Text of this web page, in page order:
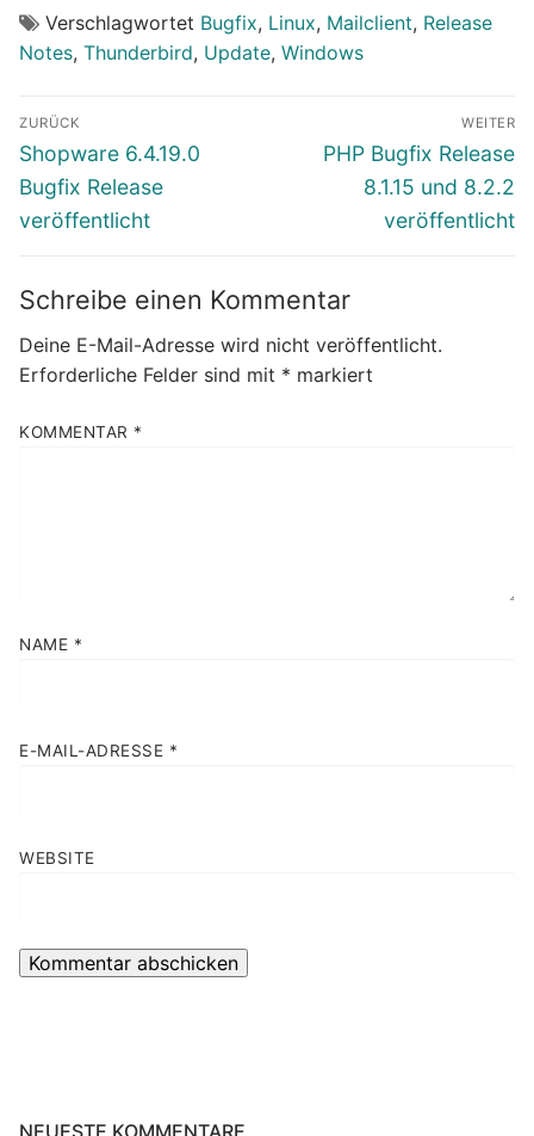
Verschlagwortet Bugfix, Linux, Mailclient, Release
Notes, Thunderbird, Update, Windows
Beitragsnavigation
ZURÜCK
Vorheriger
Beitrag:
Shopware 6.4.19.0
Bugfix Release
veröffentlicht
WEITER
Nächster
Beitrag:
PHP Bugfix Release
8.1.15 und 8.2.2
veröffentlicht
Schreibe einen Kommentar
Deine E-Mail-Adresse wird nicht veröffentlicht.
Erforderliche Felder sind mit * markiert
KOMMENTAR *
NAME *
E-MAIL-ADRESSE *
WEBSITE
NEUESTE KOMMENTARE